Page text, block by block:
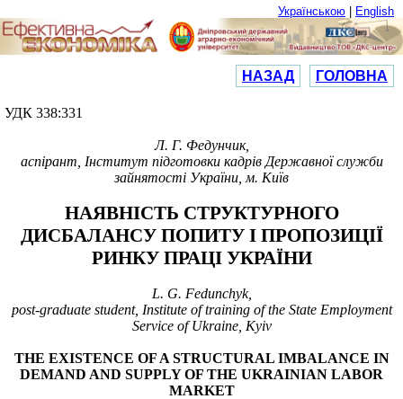
Українською English
НАЗАД ГОЛОВНА
УДК 338:331
Л. Г. Федунчик,
аспірант, Інститут підготовки кадрів Державної служби
зайнятості України, м. Київ
НАЯВНІСТЬ СТРУКТУРНОГО
ДИСБАЛАНСУ ПОПИТУ І ПРОПОЗИЦІЇ
РИНКУ ПРАЦІ УКРАЇНИ
L. G. Fedunchyk,
post-graduate student, Institute of training of the State Employment
Service of Ukraine, Kyiv
THE EXISTENCE OF A STRUCTURAL IMBALANCE IN
DEMAND AND SUPPLY OF THE UKRAINIAN LABOR
MARKET